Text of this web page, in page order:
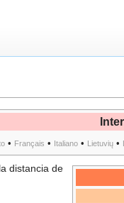
• Français • Italiano • Lietuvių •
distancia de